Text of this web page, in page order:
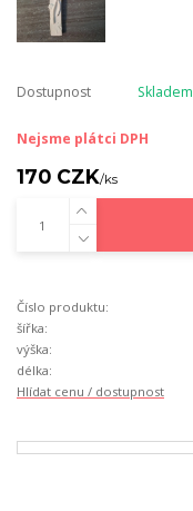
Dostupnost Skladem
Nejsme plátci DPH
170 CZK/ks
Číslo produktu:
šířka:
výška:
délka:
Hlídat cenu / dostupnost